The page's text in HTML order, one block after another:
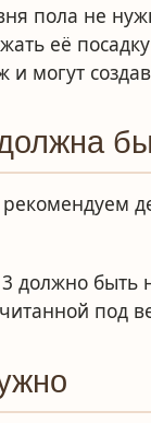
пола не
её
могут
должно быть
под